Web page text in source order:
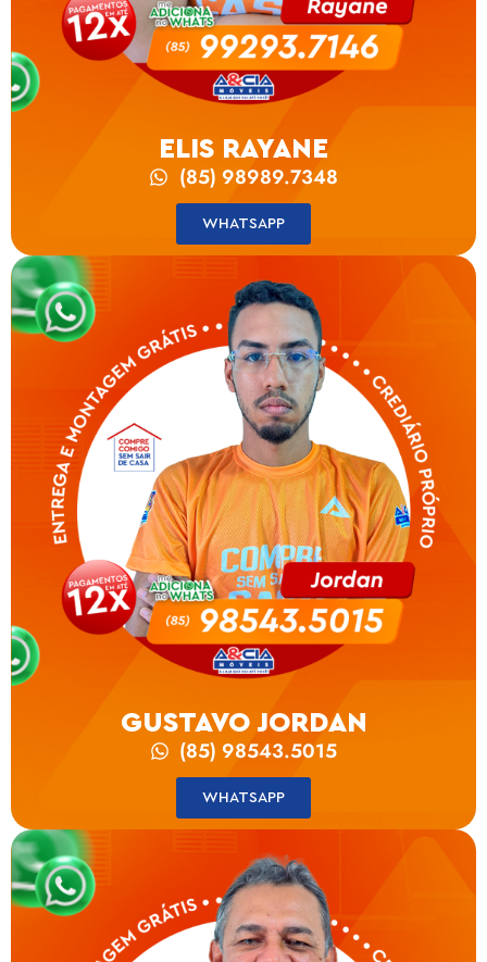
ELIS RAYANE
(85) 98989.7348
WHATSAPP
GUSTAVO JORDAN
(85) 98543.5015
WHATSAPP